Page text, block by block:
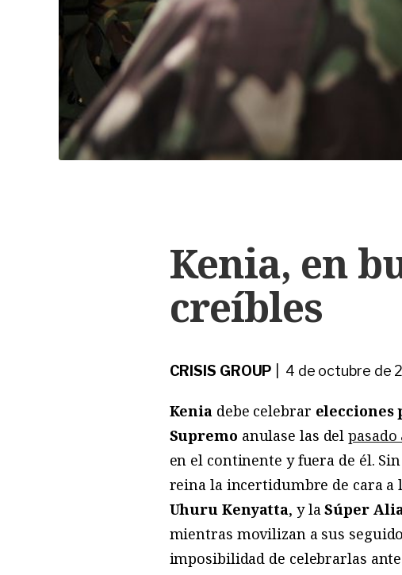
Kenia, en
creíbles
CRISIS GROUP | 4 de octubre de
Kenia debe celebrar elecciones
Supremo anulase las delpasado
en el continente y fuera de él.
reina la incertidumbre de cara
Uhuru Kenyatta, y laSúper
mientras movilizan a sus
imposibilidad de celebrarlas